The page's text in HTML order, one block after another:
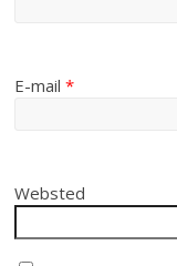
E-mail*
Websted